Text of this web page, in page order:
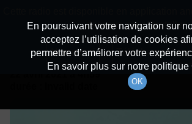
Détails De L'épisode
à 4h59
En poursuivant votre navigation sur
acceptez l’utilisation de cookies
permettre d’améliorer votre
En savoir plus sur notre politique
OK
dessous pour l'installer.
Non merci Télécharger